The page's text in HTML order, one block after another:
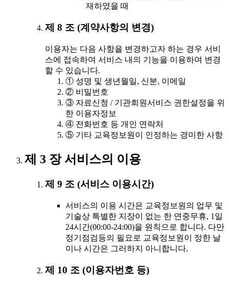
재하였을 때
제 8 조 (계약사항의 변경)
이용자는 다음 사항을 변경하고자 하는 경우 서비
스에 접속하여 서비스 내의 기능을 이용하여 변경
할 수 있습니다.
① 성명 및 생년월일, 신분, 이메일
② 비밀번호
③ 자료신청 / 기관회원서비스 권한설정을 위
한 이용자정보
④ 전화번호 등 개인 연락처
⑤ 기타 교육정보원이 인정하는 경미한 사항
제 3 장 서비스의 이용
제 9 조 (서비스 이용시간)
서비스의 이용 시간은 교육정보원의 업무 및
기술상 특별한 지장이 없는 한 연중무휴, 1일
24시간(00:00-24:00)을 원칙으로 합니다. 다만
정기점검등의 필요로 교육정보원이 정한 날
이나 시간은 그러하지 아니합니다.
제 10 조 (이용자번호 등)